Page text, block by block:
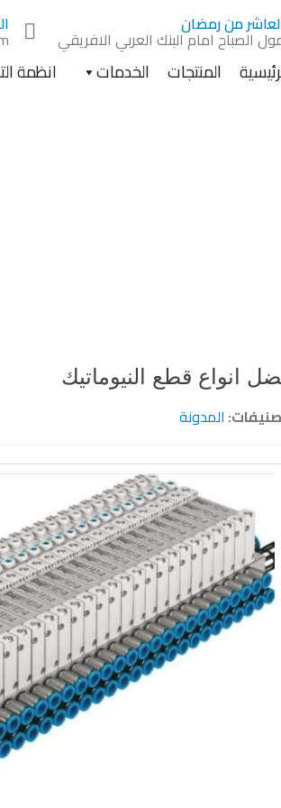
من رمضان
الصباح امام البنك العربي الافريقي
المنتجات الخدمات انظمة
انواع قطع النيوماتيك
المدونة